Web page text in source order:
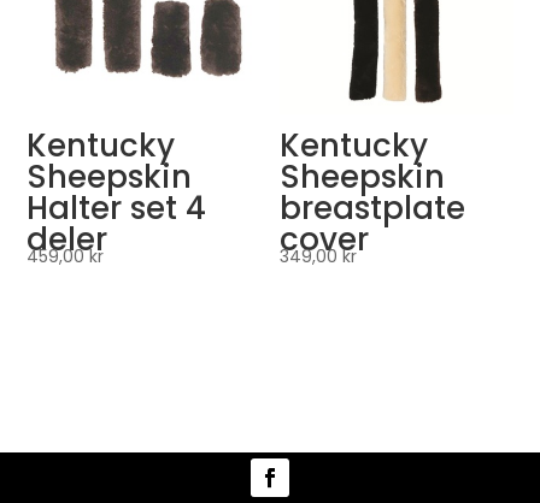
Kentucky
Sheepskin
Halter set 4
deler
459,00kr
Kentucky
Sheepskin
breastplate
cover
349,00kr